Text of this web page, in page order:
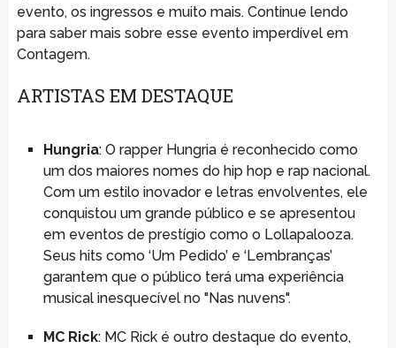
evento, os ingressos e muito mais. Continue lendo
para saber mais sobre esse evento imperdível em
Contagem.
ARTISTAS EM DESTAQUE
Hungria: O rapper Hungria é reconhecido como
um dos maiores nomes do hip hop e rap nacional.
Com um estilo inovador e letras envolventes, ele
conquistou um grande público e se apresentou
em eventos de prestígio como o Lollapalooza.
Seus hits como ‘Um Pedido’ e ‘Lembranças’
garantem que o público terá uma experiência
musical inesquecível no "Nas nuvens".
MC Rick: MC Rick é outro destaque do evento,